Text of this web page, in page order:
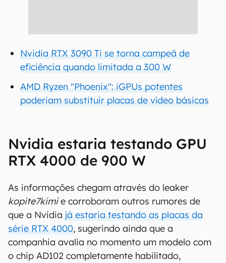
Nvidia RTX 3090 Ti se torna campeã de
eficiência quando limitada a 300 W
AMD Ryzen "Phoenix": iGPUs potentes
poderiam substituir placas de vídeo básicas
Nvidia estaria testando GPU
RTX 4000 de 900 W
As informações chegam através do leaker
kopite7kimie corroboram outros rumores de
que a Nvidia já estaria testando as placas da
série RTX 4000, sugerindo ainda que a
companhia avalia no momento um modelo com
o chip AD102 completamente habilitado,